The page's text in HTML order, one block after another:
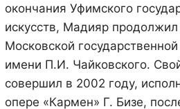
окончания Уфимского
искусств, Мадияр
Московской
имени П.И. Чайковского.
совершил в 2002 году,
опере «Кармен» Г. Бизе,